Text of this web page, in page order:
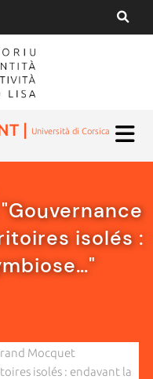
| Università di Corsica
isolés :
Mocquet
isolés : endavant la